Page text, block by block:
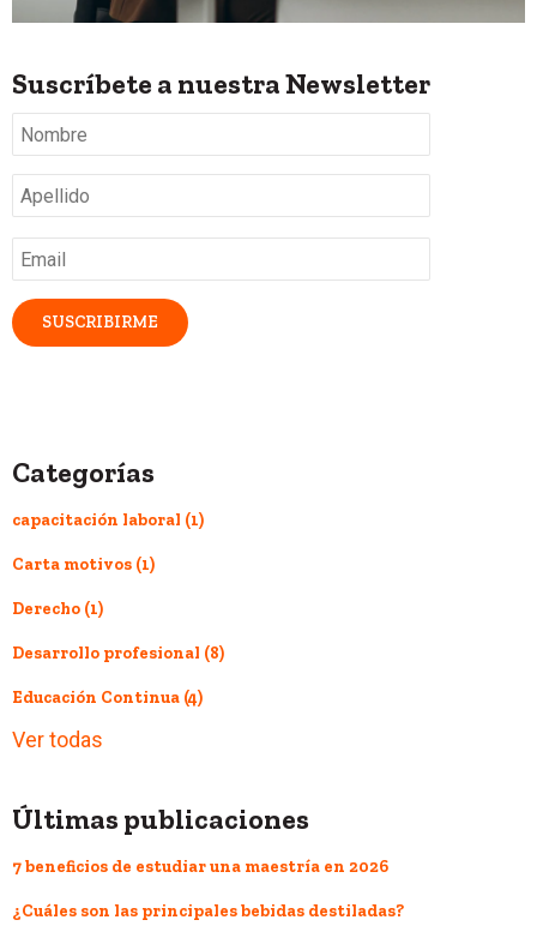
Suscríbete a nuestra Newsletter
Nombre
Apellido
Email*
Categorías
capacitación laboral (1)
Carta motivos (1)
Derecho (1)
Desarrollo profesional (8)
Educación Continua (4)
Ver todas
Últimas publicaciones
7 beneficios de estudiar una maestría en 2026
¿Cuáles son las principales bebidas destiladas?